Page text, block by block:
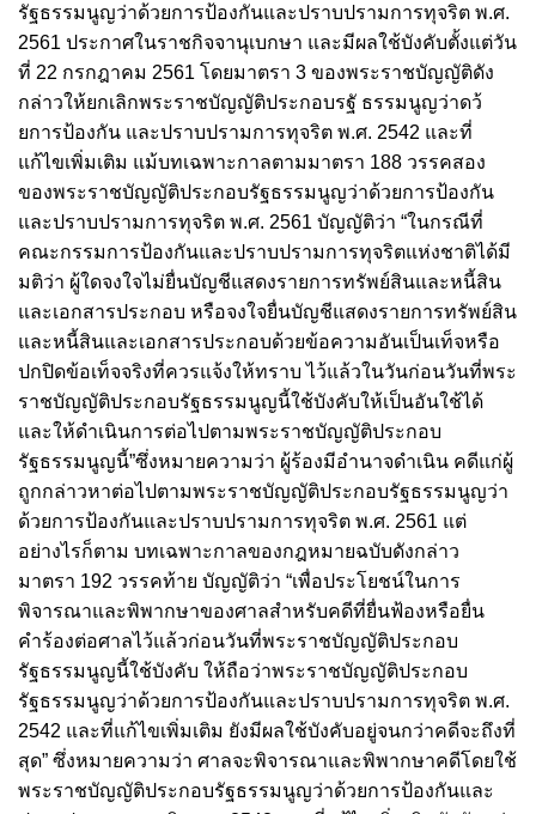
รัฐธรรมนูญว่าด้วยการป้องกันและปราบปรามการทุจริต พ.ศ.
2561 ประกาศในราชกิจจานุเบกษา และมีผลใช้บังคับตั้งแต่วัน
ที่ 22 กรกฎาคม 2561 โดยมาตรา 3 ของพระราชบัญญัติดัง
กล่าวให้ยกเลิกพระราชบัญญัติประกอบรฐั ธรรมนูญว่าดว้
ยการป้องกัน และปราบปรามการทุจริต พ.ศ. 2542 และที่
แก้ไขเพิ่มเติม แม้บทเฉพาะกาลตามมาตรา 188 วรรคสอง
ของพระราชบัญญัติประกอบรัฐธรรมนูญว่าด้วยการป้องกัน
และปราบปรามการทุจริต พ.ศ. 2561 บัญญัติว่า “ในกรณีที่
คณะกรรมการป้องกันและปราบปรามการทุจริตแห่งชาติได้มี
มติว่า ผู้ใดจงใจไม่ยื่นบัญชีแสดงรายการทรัพย์สินและหนี้สิน
และเอกสารประกอบ หรือจงใจยื่นบัญชีแสดงรายการทรัพย์สิน
และหนี้สินและเอกสารประกอบด้วยข้อความอันเป็นเท็จหรือ
ปกปิดข้อเท็จจริงที่ควรแจ้งให้ทราบ ไว้แล้วในวันก่อนวันที่พระ
ราชบัญญัติประกอบรัฐธรรมนูญนี้ใช้บังคับให้เป็นอันใช้ได้
และให้ดำเนินการต่อไปตามพระราชบัญญัติประกอบ
รัฐธรรมนูญนี้”ซึ่งหมายความว่า ผู้ร้องมีอำนาจดำเนิน คดีแก่ผู้
ถูกกล่าวหาต่อไปตามพระราชบัญญัติประกอบรัฐธรรมนูญว่า
ด้วยการป้องกันและปราบปรามการทุจริต พ.ศ. 2561 แต่
อย่างไรก็ตาม บทเฉพาะกาลของกฎหมายฉบับดังกล่าว
มาตรา 192 วรรคท้าย บัญญัติว่า “เพื่อประโยชน์ในการ
พิจารณาและพิพากษาของศาลสำหรับคดีที่ยื่นฟ้องหรือยื่น
คำร้องต่อศาลไว้แล้วก่อนวันที่พระราชบัญญัติประกอบ
รัฐธรรมนูญนี้ใช้บังคับ ให้ถือว่าพระราชบัญญัติประกอบ
รัฐธรรมนูญว่าด้วยการป้องกันและปราบปรามการทุจริต พ.ศ.
2542 และที่แก้ไขเพิ่มเติม ยังมีผลใช้บังคับอยู่จนกว่าคดีจะถึงที่
สุด” ซึ่งหมายความว่า ศาลจะพิจารณาและพิพากษาคดีโดยใช้
พระราชบัญญัติประกอบรัฐธรรมนูญว่าด้วยการป้องกันและ